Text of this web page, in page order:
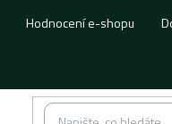
Hodnocení e-shopu